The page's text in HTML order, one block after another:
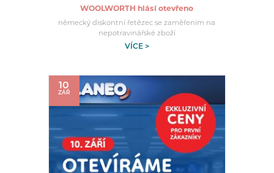
WOOLWORTH hlásí otevřeno
německý diskontní řetězec se zaměřením na
nepotravinářské zboží
VÍCE >
10
ZÁŘ